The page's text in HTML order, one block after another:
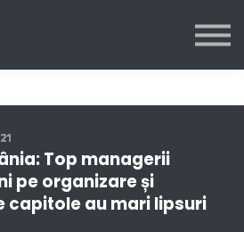
Contact
Logare
Top managerii
pe organizare și
capitole au mari lipsuri